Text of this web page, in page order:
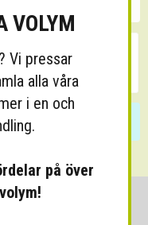
VOLYM
Vi pressar
alla våra
i en och
på över